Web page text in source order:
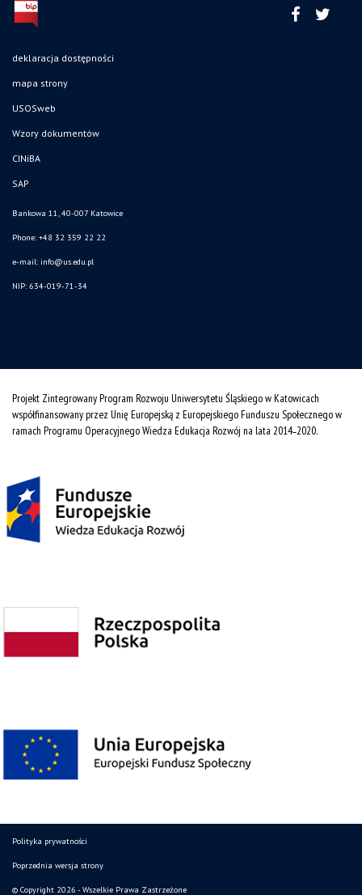
deklaracja dostępności
mapa strony
USOSweb
Wzory dokumentów
CINiBA
SAP
Bankowa 11, 40-007 Katowice
Phone: +48 32 359 22 22
e-mail: info@us.edu.pl
NIP: 634-019-71-34
Projekt Zintegrowany Program Rozwoju Uniwersytetu Śląskiego w Katowicach
współfinansowany przez Unię Europejską z Europejskiego Funduszu Społecznego w
ramach Programu Operacyjnego Wiedza Edukacja Rozwój na lata 2014˗2020.
Polityka prywatności
Poprzednia wersja strony
© Copyright 2026 - Wszelkie Prawa Zastrzeżone